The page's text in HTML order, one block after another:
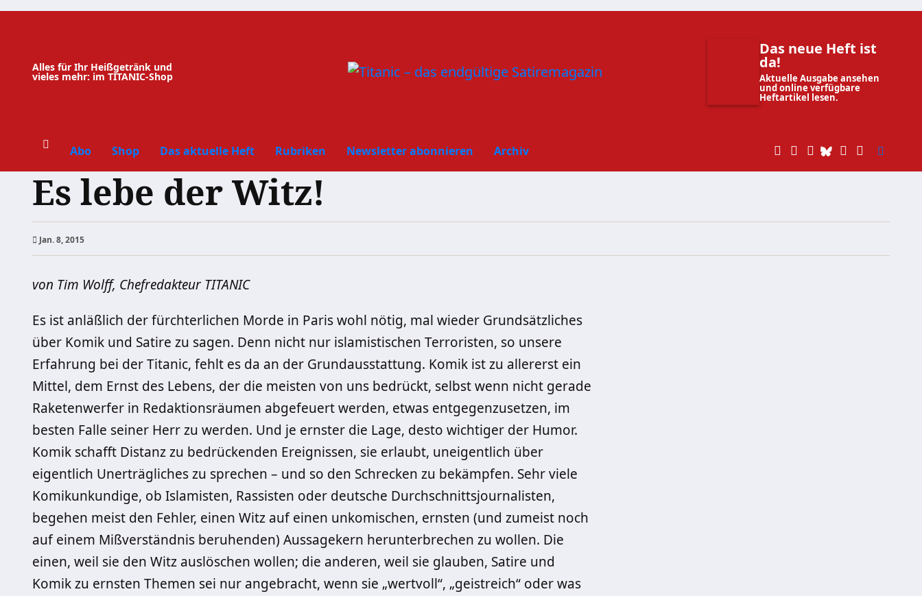
Zum
Alles für Ihr Heißgetränk und
vieles mehr: im TITANIC-Shop
Das neue Heft ist
da!
Aktuelle Ausgabe ansehen
und online verfügbare
Heftartikel lesen.
Abo Shop Das aktuelle Heft Rubriken Newsletter abonnieren Archiv
Es lebe der Witz!
Jan. 8, 2015
von Tim Wolff, Chefredakteur TITANIC
Es ist anläßlich der fürchterlichen Morde in Paris wohl nötig, mal wieder Grundsätzliches
über Komik und Satire zu sagen. Denn nicht nur islamistischen Terroristen, so unsere
Erfahrung bei der Titanic, fehlt es da an der Grundausstattung. Komik ist zu allererst ein
Mittel, dem Ernst des Lebens, der die meisten von uns bedrückt, selbst wenn nicht gerade
Raketenwerfer in Redaktionsräumen abgefeuert werden, etwas entgegenzusetzen, im
besten Falle seiner Herr zu werden. Und je ernster die Lage, desto wichtiger der Humor.
Komik schafft Distanz zu bedrückenden Ereignissen, sie erlaubt, uneigentlich über
eigentlich Unerträgliches zu sprechen – und so den Schrecken zu bekämpfen. Sehr viele
Komikunkundige, ob Islamisten, Rassisten oder deutsche Durchschnittsjournalisten,
begehen meist den Fehler, einen Witz auf einen unkomischen, ernsten (und zumeist noch
auf einem Mißverständnis beruhenden) Aussagekern herunterbrechen zu wollen. Die
einen, weil sie den Witz auslöschen wollen; die anderen, weil sie glauben, Satire und
Komik zu ernsten Themen sei nur angebracht, wenn sie „wertvoll“, „geistreich“ oder was